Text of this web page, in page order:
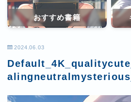
おすすめ書籍
2024.06.03